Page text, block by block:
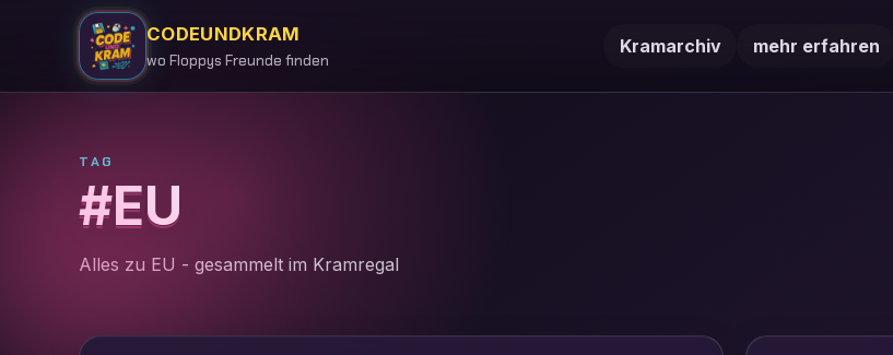
CODEUNDKRAM
wo Floppys Freunde finden
Kramarchiv mehr erfahren
TAG
#EU
Alles zu EU - gesammelt im Kramregal